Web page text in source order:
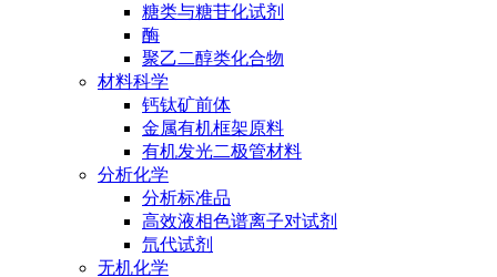
糖类与糖苷化试剂
酶
聚乙二醇类化合物
材料科学
钙钛矿前体
金属有机框架原料
有机发光二极管材料
分析化学
分析标准品
高效液相色谱离子对试剂
氘代试剂
无机化学